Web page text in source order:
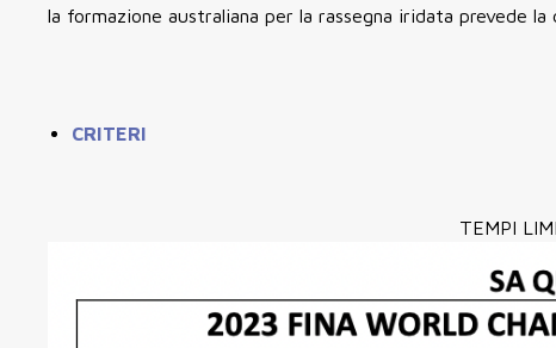
la formazione australiana per la rassegna iridata prevede
CRITERI
TEMPI